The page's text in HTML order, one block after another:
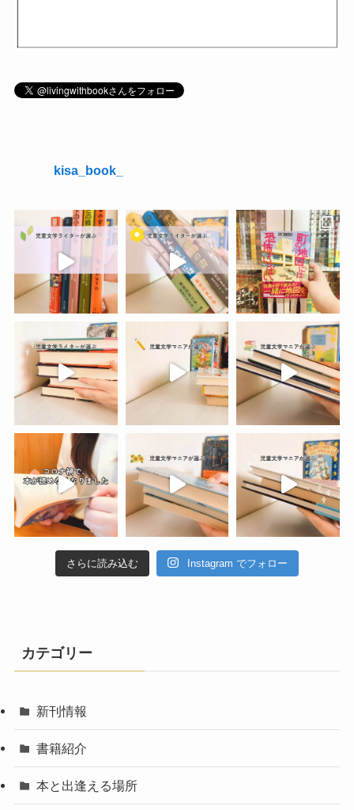
kisa_book_
さらに読み込む Instagram でフォロー
カテゴリー
新刊情報
書籍紹介
本と出逢える場所